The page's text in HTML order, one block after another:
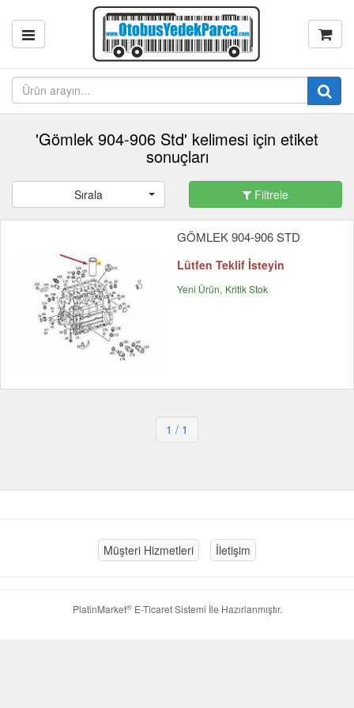
'Gömlek 904-906 Std' kelimesi için etiket
sonuçları
Sırala Filtrele
GÖMLEK 904-906 STD
Lütfen Teklif İsteyin
Yeni Ürün Kritik Stok
1 / 1
Müşteri Hizmetleri İletişim
PlatinMarket®E-Ticaret Sistemi İle Hazırlanmıştır.